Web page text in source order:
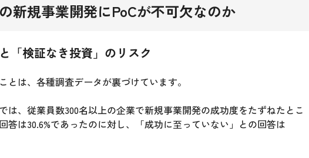
新規事業開発にPoCが不可欠なのか
「検証なき投資」のリスク
とは、各種調査データが裏づけています。
は、従業員数300名以上の企業で新規事業開発の成功度をたずねたとこ
答は30.6%であったのに対し、「成功に至っていない」との回答は